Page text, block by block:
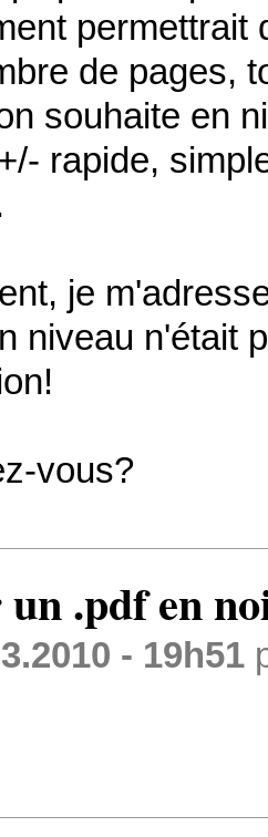
permettrait
de pages,
souhaite en
rapide,
je
niveau n'était
vous?
un .pdf en
- 19h51